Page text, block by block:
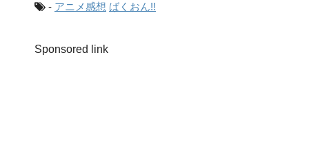
- アニメ感想 ばくおん!!
Sponsored link